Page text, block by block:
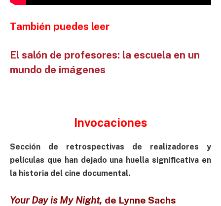
También puedes leer
El salón de profesores: la escuela en un
mundo de imágenes
Invocaciones
Sección de retrospectivas de realizadores y
películas que han dejado una huella significativa en
la historia del cine documental.
Your Day is My Night, de Lynne Sachs